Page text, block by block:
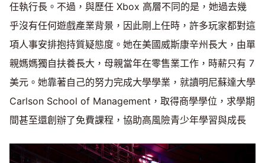
任執行長。不過，與歷任 Xbox 高層不同的是，她過去幾
乎沒有任何遊戲產業背景，因此剛上任時，許多玩家都對這
項人事安排抱持質疑態度。她在美國威斯康辛州長大，由單
親媽媽獨自扶養長大，母親當年在零售業工作，時薪只有 7
美元。她靠著自己的努力完成大學學業，就讀明尼蘇達大學
Carlson School of Management，取得商學學位，求學期
間甚至還創辦了免費課程，協助高風險青少年學習與成長